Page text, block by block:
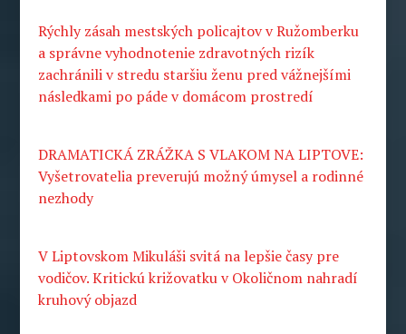
Rýchly zásah mestských policajtov v Ružomberku
a správne vyhodnotenie zdravotných rizík
zachránili v stredu staršiu ženu pred vážnejšími
následkami po páde v domácom prostredí
DRAMATICKÁ ZRÁŽKA S VLAKOM NA LIPTOVE:
Vyšetrovatelia preverujú možný úmysel a rodinné
nezhody
V Liptovskom Mikuláši svitá na lepšie časy pre
vodičov. Kritickú križovatku v Okoličnom nahradí
kruhový objazd